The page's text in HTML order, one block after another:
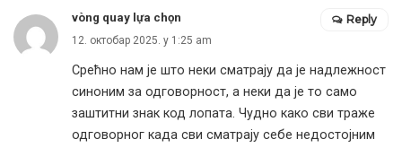
vòng quay lựa chọn
12. октобар 2025. у 1:25 am
Срећно нам је што неки сматрају да је надлежност
синоним за одговорност, а неки да је то само
заштитни знак код лопата. Чудно како сви траже
одговорног када сви сматрају себе недостојним
Reply